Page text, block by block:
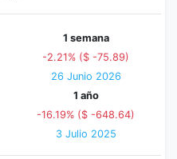
1 semana
-2.21% ($ -75.89)
26 Junio 2026
1 año
-16.19% ($ -648.64)
3 Julio 2025